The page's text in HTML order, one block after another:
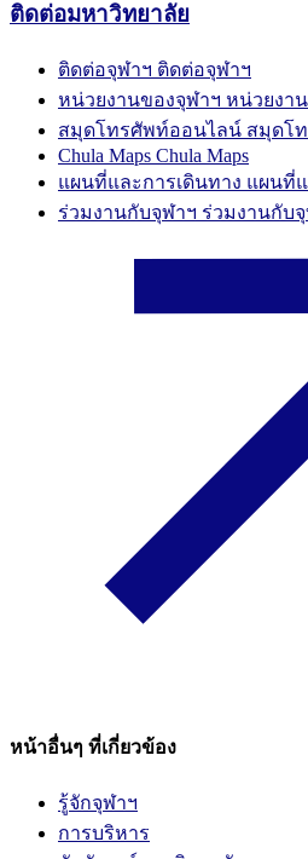
ติดต่อมหาวิทยาลัย
ติดต่อจุฬาฯ ติดต่อจุฬาฯ
หน่วยงานของจุฬาฯ หน่วยงา
สมุดโทรศัพท์ออนไลน์ สมุดโ
Chula Maps Chula Maps
แผนที่และการเดินทาง แผนที่
ร่วมงานกับจุฬาฯ ร่วมงานกับ
หน้าอื่นๆ ที่เกี่ยวข้อง
รู้จักจุฬาฯ
การบริหาร